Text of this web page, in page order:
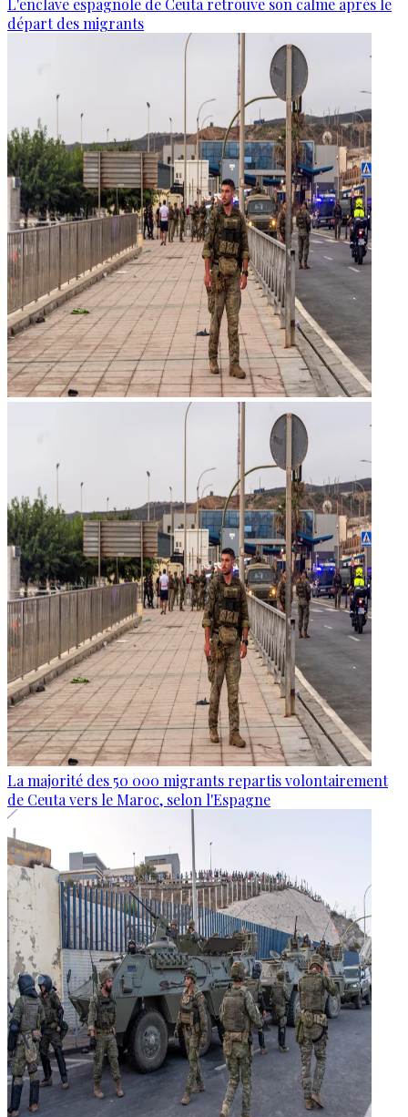
L'enclave espagnole de Ceuta retrouve son calme après le
départ des migrants
La majorité des 50 000 migrants repartis volontairement
de Ceuta vers le Maroc, selon l'Espagne